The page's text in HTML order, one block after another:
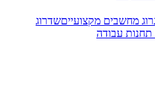
מחשבים מקצועייםשדרוג
תחנות עבודה